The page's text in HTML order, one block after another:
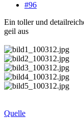
#96
Ein toller und
geil aus
Quelle